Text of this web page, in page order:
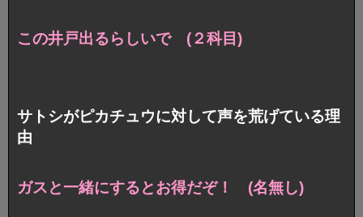
この井戸出るらしいで (２科目)
サトシがピカチュウに対して声を荒げている理
由
ガスと一緒にするとお得だぞ！ (名無し)